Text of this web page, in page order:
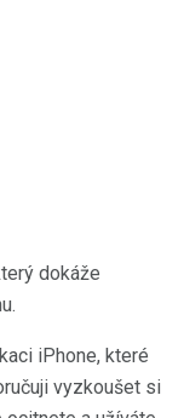
dokáže
iPhone, které
vyzkoušet si